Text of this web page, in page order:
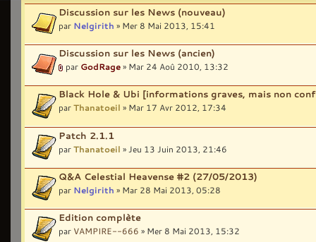
Discussion sur les News (nouveau)
par Nelgirith » Mer 8 Mai 2013, 15:41
Discussion sur les News (ancien)
par GodRage» Mar 24 Aoû 2010, 13:32
Black Hole & Ubi [informations graves, mais non
parThanatoeil » Mar 17 Avr 2012, 17:34
Patch 2.1.1
parThanatoeil » Jeu 13 Juin 2013, 21:46
Q&A Celestial Heavense #2 (27/05/2013)
par Nelgirith » Mar 28 Mai 2013, 05:28
Edition complète
par VAMPIRE--666 » Mer 8 Mai 2013, 15:32